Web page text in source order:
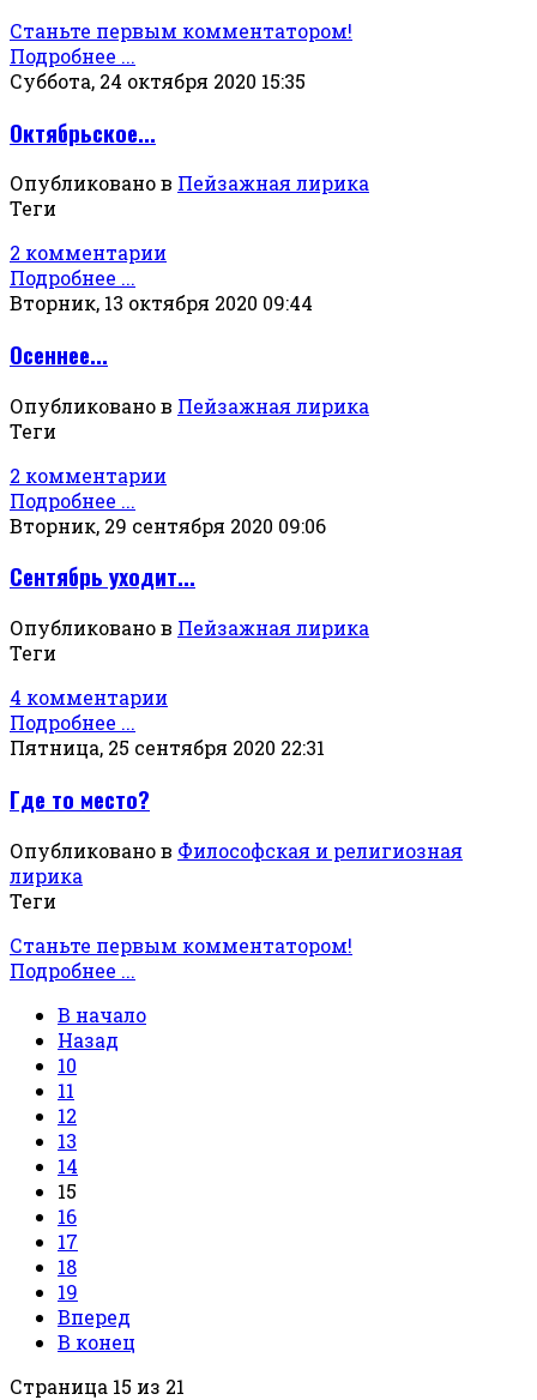
Станьте первым комментатором!
Подробнее ...
Суббота, 24 октября 2020 15:35
Октябрьское...
Опубликовано в Пейзажная лирика
Теги
2 комментарии
Подробнее ...
Вторник, 13 октября 2020 09:44
Осеннее...
Опубликовано в Пейзажная лирика
Теги
2 комментарии
Подробнее ...
Вторник, 29 сентября 2020 09:06
Сентябрь уходит...
Опубликовано в Пейзажная лирика
Теги
4 комментарии
Подробнее ...
Пятница, 25 сентября 2020 22:31
Где то место?
Опубликовано в Философская и религиозная
лирика
Теги
Станьте первым комментатором!
Подробнее ...
В начало
Назад
10
11
12
13
14
15
16
17
18
19
Вперед
В конец
Страница 15 из 21